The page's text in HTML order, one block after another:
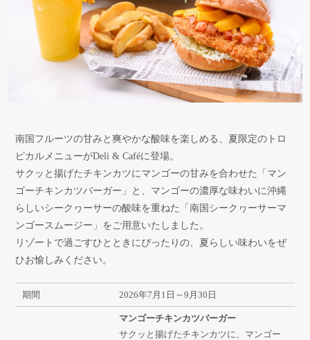
南国フルーツの甘みと爽やかな酸味を楽しめる、夏限定のトロ
ピカルメニューがDeli & Caféに登場。
サクッと揚げたチキンカツにマンゴーの甘みを合わせた「マン
ゴーチキンカツバーガー」と、マンゴーの濃厚な味わいに沖縄
らしいシークヮーサーの酸味を重ねた「南国シークヮーサーマ
ンゴースムージー」をご用意いたしました。
リゾートで過ごすひとときにぴったりの、夏らしい味わいをぜ
ひお愉しみください。
期間 2026年7月1日～9月30日
マンゴーチキンカツバーガー
サクッと揚げたチキンカツに、マンゴー